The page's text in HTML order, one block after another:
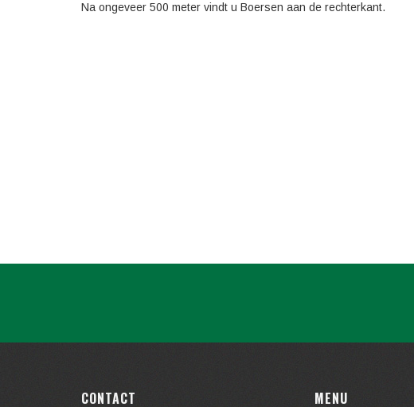
Na ongeveer 500 meter vindt u Boersen aan de rechterkant.
CONTACT MENU